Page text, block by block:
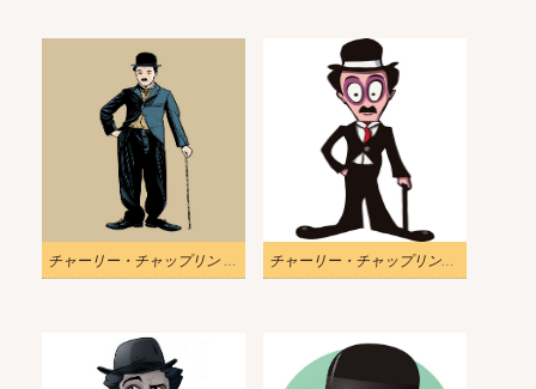
チャーリー・チャップリン 1 イラスト チャーリー・チャップリンの漫画イラスト